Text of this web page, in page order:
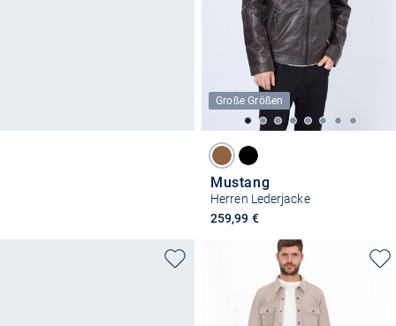
Große Größen
Mustang
Herren Lederjacke
259,99 €